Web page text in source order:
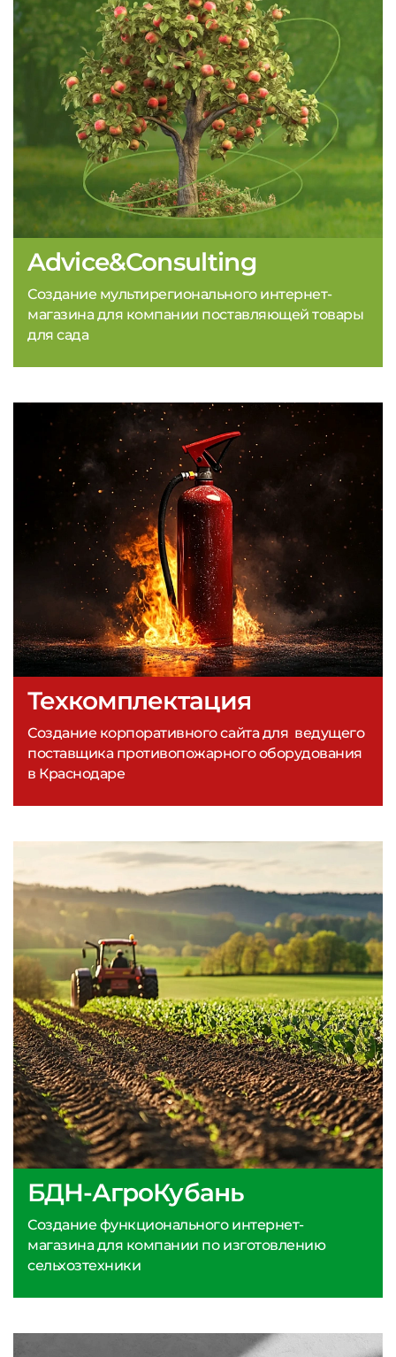
Advice&Consulting
Создание мультирегионального интернет-
магазина для компании поставляющей товары
для сада
БДН-АгроКубань
Создание функционального интернет-
магазина для компании по изготовлению
сельхозтехники
Техкомплектация
Создание корпоративного сайта для ведущего
поставщика противопожарного оборудования
в Краснодаре